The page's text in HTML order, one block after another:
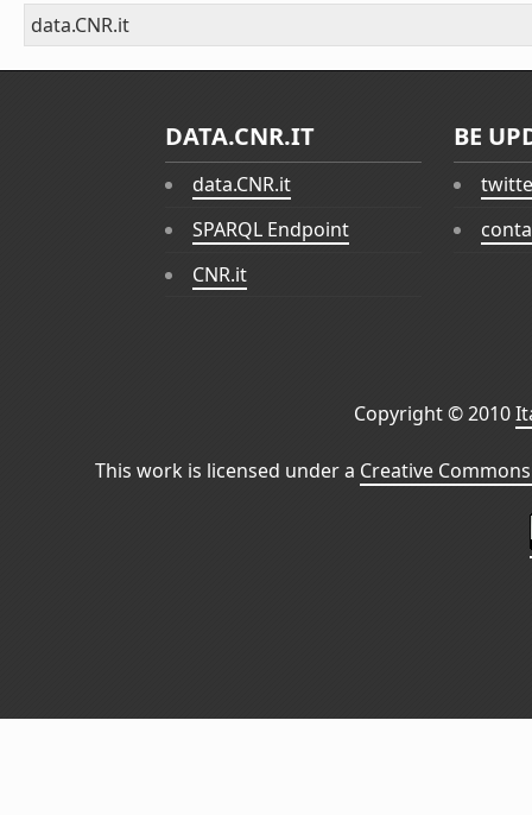
data.CNR.it
DATA.CNR.IT
data.CNR.it
SPARQL Endpoint
CNR.it
BE
Copyright © 2010
This work is licensed under a Creative